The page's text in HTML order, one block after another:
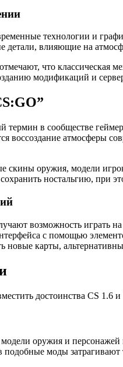
технологии и
влияющие на
что классическая
модификаций и
термин в сообществе
воссоздание атмосферы
оружия, модели
ностальгию, при
возможность играть
с помощью
новые карты,
достоинства CS
оружия и
моды